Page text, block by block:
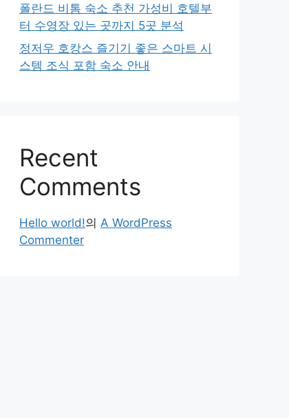
폴란드 비톰 숙소 추천 가성비 호텔부
터 수영장 있는 곳까지 5곳 분석
정저우 호캉스 즐기기 좋은 스마트 시
스템 조식 포함 숙소 안내
Recent
Comments
Hello world!의 A WordPress
Commenter